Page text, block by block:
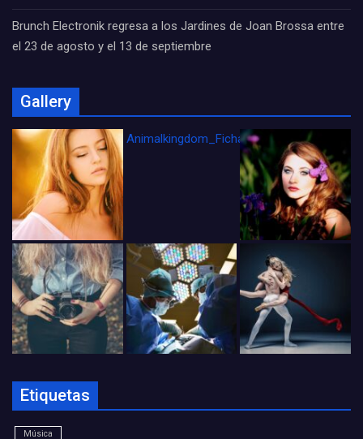
Brunch Electronik regresa a los Jardines de Joan Brossa entre
el 23 de agosto y el 13 de septiembre
Gallery
Animalkingdom_FichaCine
Etiquetas
Música